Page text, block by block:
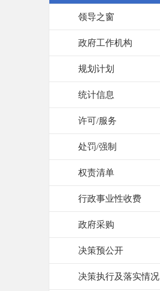
领导之窗
政府工作机构
规划计划
统计信息
许可/服务
处罚/强制
权责清单
行政事业性收费
政府采购
决策预公开
决策执行及落实情况